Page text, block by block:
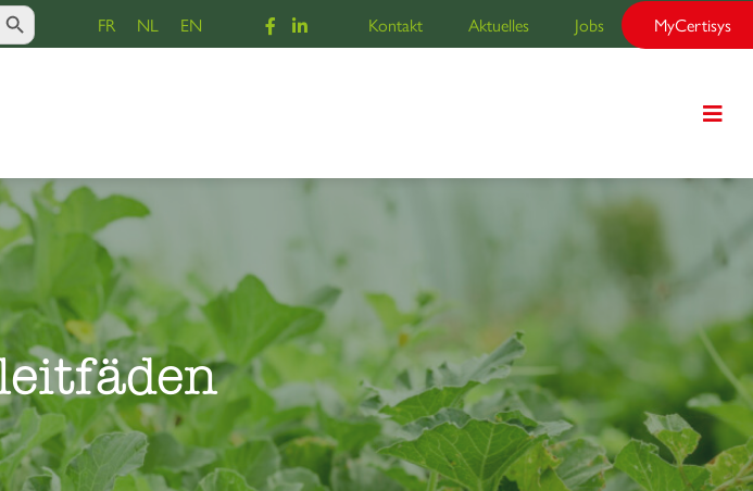
FR
NL EN Kontakt Aktuelles Jobs MyCertisys